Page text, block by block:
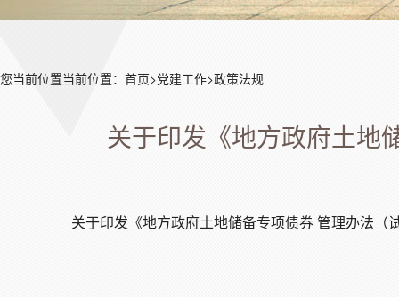
您当前位置当前位置： 首页>党建工作>政策法规
关于印发《地方政府土地
关于印发《地方政府土地储备专项债券 管理办法（